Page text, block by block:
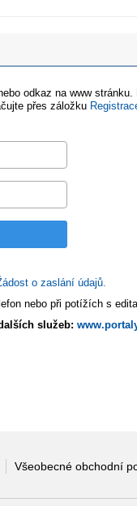
odkaz na www stránku.
přes záložku
o zaslání údajů.
nebo při potížích s
služeb:
Všeobecné obchodní